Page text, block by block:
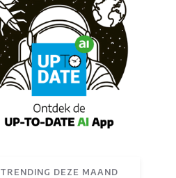
TRENDING DEZE MAAND